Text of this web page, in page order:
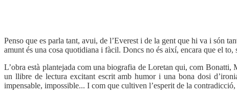
Penso que es parla tant, avui, de l’Everest i de la gent que hi va i són
amunt és una cosa quotidiana i fàcil. Doncs no és així, encara que el
L’obra està plantejada com una biografia de Loretan qui, com Bonatti,
un llibre de lectura excitant escrit amb humor i una bona dosi
impensable, impossible... I com que cultiven l’esperit de la